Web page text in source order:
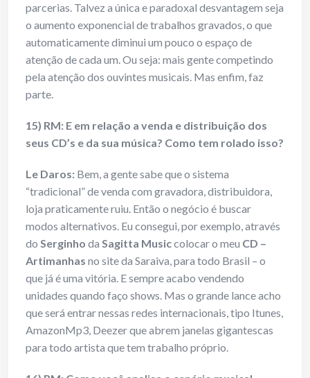
parcerias. Talvez a única e paradoxal desvantagem seja
o aumento exponencial de trabalhos gravados, o que
automaticamente diminui um pouco o espaço de
atenção de cada um. Ou seja: mais gente competindo
pela atenção dos ouvintes musicais. Mas enfim, faz
parte.
15) RM: E em relação a venda e distribuição dos
seus CD’s e da sua música? Como tem rolado isso?
Le Daros: Bem, a gente sabe que o sistema
“tradicional” de venda com gravadora, distribuidora,
loja praticamente ruiu. Então o negócio é buscar
modos alternativos. Eu consegui, por exemplo, através
do Serginho da Sagitta Musiccolocar o meu CD –
Artimanhas no site da Saraiva, para todo Brasil – o
que já é uma vitória. E sempre acabo vendendo
unidades quando faço shows. Mas o grande lance acho
que será entrar nessas redes internacionais, tipo Itunes,
AmazonMp3, Deezer que abrem janelas gigantescas
para todo artista que tem trabalho próprio.